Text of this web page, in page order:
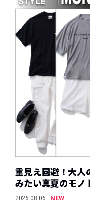
重見え回避！大人
みたい真夏のモノ
2026.08.06
NEW